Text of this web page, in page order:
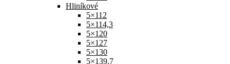
Hliníkové
5×112
5×114,3
5×120
5×127
5×130
5×139,7